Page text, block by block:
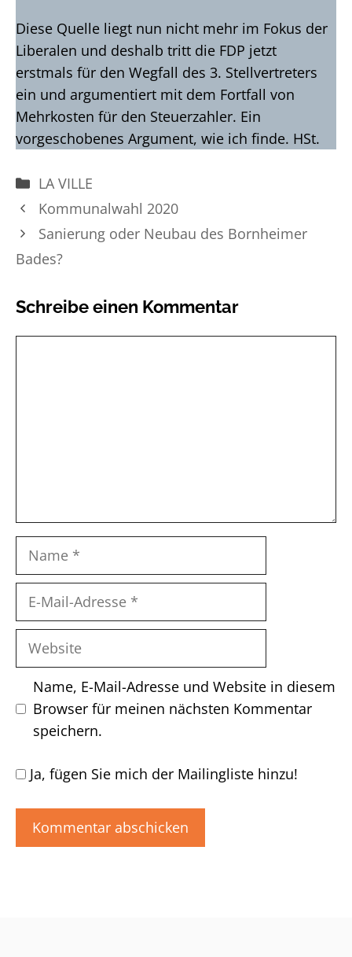
Diese Quelle liegt nun nicht mehr im Fokus der
Liberalen und deshalb tritt die FDP jetzt
erstmals für den Wegfall des 3. Stellvertreters
ein und argumentiert mit dem Fortfall von
Mehrkosten für den Steuerzahler. Ein
vorgeschobenes Argument, wie ich finde. HSt.
Kategorien
LA VILLE
Kommunalwahl 2020
Sanierung oder Neubau des Bornheimer
Bades?
Schreibe einen Kommentar
Name
Website
Name, E-Mail-Adresse und Website in diesem
Browser für meinen nächsten Kommentar
speichern.
Ja, fügen Sie mich der Mailingliste hinzu!